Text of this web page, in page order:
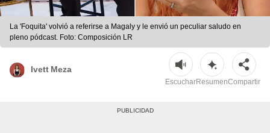
La 'Foquita' volvió a referirse a Magaly y le envió un peculiar saludo en
pleno pódcast. Foto: Composición LR
Ivett Meza
EscucharResumenCompartir